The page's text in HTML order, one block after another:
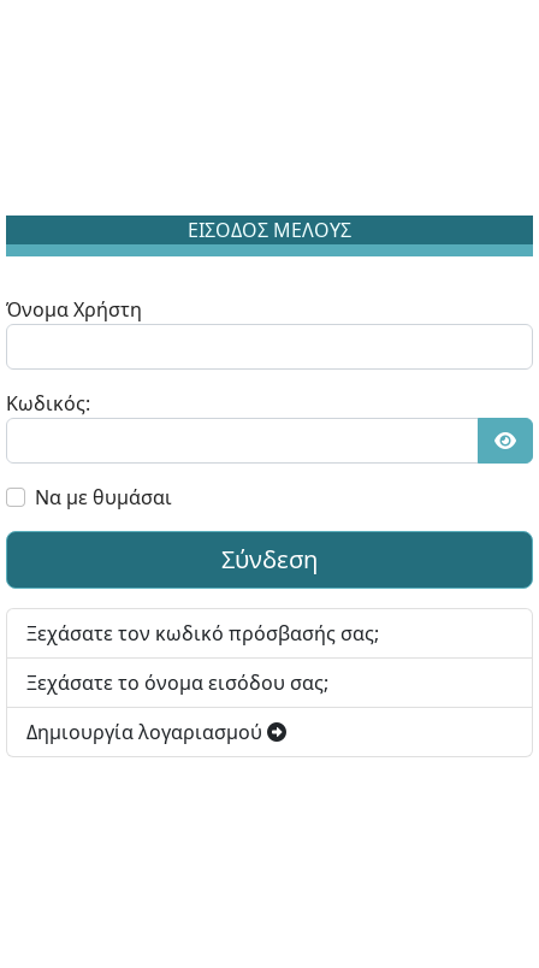
ΕΙΣΟΔΟΣ ΜΕΛΟΥΣ
Όνομα Χρήστη
Κωδικός:
Να με θυμάσαι
Σύνδεση
Ξεχάσατε τον κωδικό πρόσβασής σας;
Ξεχάσατε το όνομα εισόδου σας;
Δημιουργία λογαριασμού